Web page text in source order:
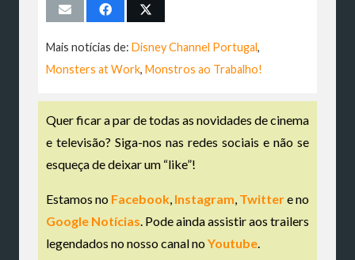
Mais notícias de: Disney Channel Portugal,
Monsters at Work, Monstros ao Trabalho!
Quer ficar a par de todas as novidades de cinema
e televisão? Siga-nos nas redes sociais e não se
esqueça de deixar um “like”!
Estamos no Facebook Instagram Twittere no
Google Notícias . Pode ainda assistir aos trailers
legendados no nosso canal noYoutube